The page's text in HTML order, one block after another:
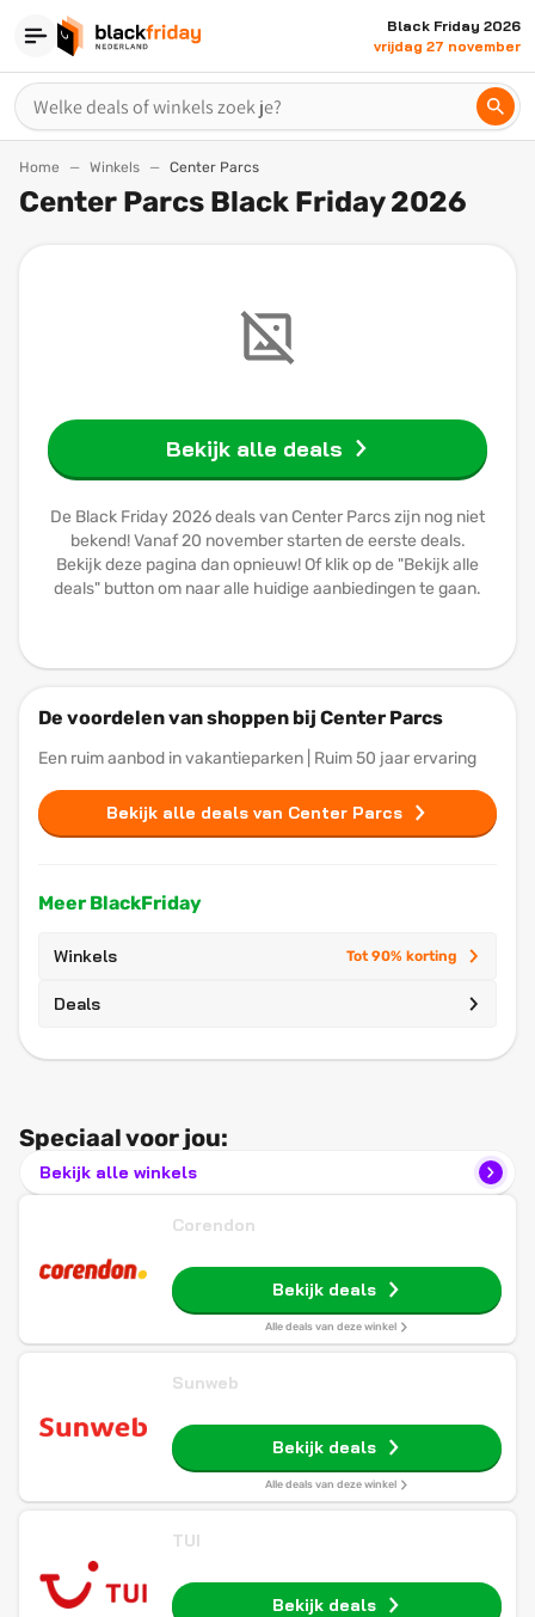
Black Friday 2026
vrijdag 27 november
Home Winkels Center Parcs
Center Parcs Black Friday 2026
Bekijk alle deals
De Black Friday 2026 deals van Center Parcs zijn nog niet
bekend! Vanaf 20 november starten de eerste deals.
Bekijk deze pagina dan opnieuw! Of klik op de "Bekijk alle
deals" button om naar alle huidige aanbiedingen te gaan.
De voordelen van shoppen bij Center Parcs
Een ruim aanbod in vakantieparken | Ruim 50 jaar ervaring
Bekijk alle deals van Center Parcs
Meer BlackFriday
Winkels Tot 90% korting
Deals
Speciaal voor jou:
Bekijk alle winkels
Corendon
Bekijk deals
Alle deals van deze winkel
Sunweb
Bekijk deals
Alle deals van deze winkel
TUI
Bekijk deals